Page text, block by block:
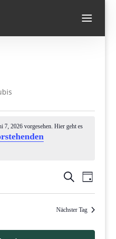
7, 2026 vorgesehen. Hier geht es
Suche
und
SucheTag
Nächster Tag